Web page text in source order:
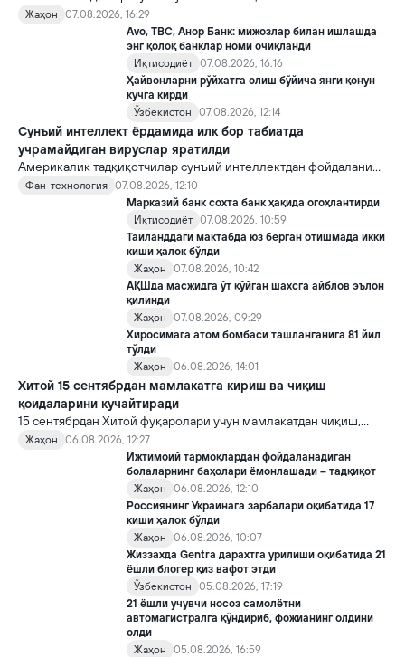
яратди, аммо ундан кейин ким келиши ва ҳокимиятни
топшириш механизми ҳали ноаниқ. Таҳлилчилар фикрича, бу
Кремлда ворислик жангига олиб келиши мумкин.
Жаҳон
07.08.2026, 16:29
Avo, TBC, Анор Банк: мижозлар билан ишлашда
энг қолоқ банклар номи очиқланди
Иқтисодиёт 07.08.2026, 16:16
Ҳайвонларни рўйхатга олиш бўйича янги қонун
кучга кирди
Ўзбекистон
07.08.2026, 12:14
Сунъий интеллект ёрдамида илк бор табиатда
учрамайдиган вируслар яратилди
Америкалик тадқиқотчилар сунъий интеллектдан фойдаланиб
16 та вирус яратди. Бу кашфиёт янги ютуқларга умид уйғотиш
билан бирга, ундан нотўғри мақсадда фойдаланиш борасидаги
хавотирларни ҳам кучайтирмоқда.
Фан-технология 07.08.2026, 12:10
Марказий банк сохта банк ҳақида огоҳлантирди
Иқтисодиёт 07.08.2026, 10:59
Таиланддаги мактабда юз берган отишмада икки
киши ҳалок бўлди
Жаҳон
07.08.2026, 10:42
АҚШда масжидга ўт қўйган шахсга айблов эълон
қилинди
Жаҳон
07.08.2026, 09:29
Хиросимага атом бомбаси ташланганига 81 йил
тўлди
Жаҳон
06.08.2026, 14:01
Хитой 15 сентябрдан мамлакатга кириш ва чиқиш
қоидаларини кучайтиради
15 сентябрдан Хитой фуқаролари учун мамлакатдан чиқиш,
хорижликлар учун эса Хитойга кириш тартиби бўйича янги
қоидалар кучга киради.
Жаҳон
06.08.2026, 12:27
Ижтимоий тармоқлардан фойдаланадиган
болаларнинг баҳолари ёмонлашади – тадқиқот
Жаҳон
06.08.2026, 12:10
Россиянинг Украинага зарбалари оқибатида 17
киши ҳалок бўлди
Жаҳон
06.08.2026, 10:07
Жиззахда Gentra дарахтга урилиши оқибатида 21
ёшли блогер қиз вафот этди
Ўзбекистон
05.08.2026, 17:19
21 ёшли учувчи носоз самолётни
автомагистралга қўндириб, фожианинг олдини
олди
Жаҳон
05.08.2026, 16:59